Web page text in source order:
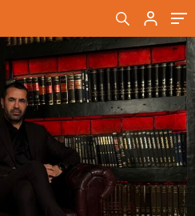
rüzgarı esiyor